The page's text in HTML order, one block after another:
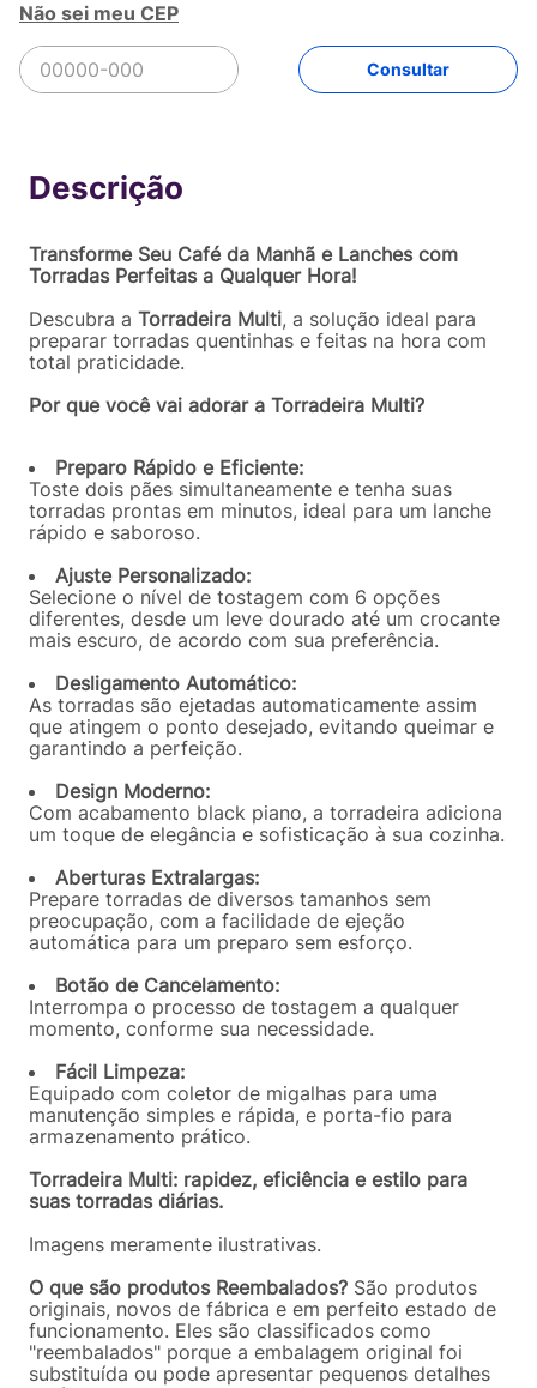
Não sei meu CEP
R$87,92
87,
Transforme Seu Café da Manhã e Lanches com
Torradas Perfeitas a Qualquer Hora!
Descubra a Torradeira Multi, a solução ideal para
preparar torradas quentinhas e feitas na hora com
total praticidade.
Por que você vai adorar a Torradeira Multi?
Preparo Rápido e Eficiente:
Toste dois pães simultaneamente e tenha suas
torradas prontas em minutos, ideal para um lanche
rápido e saboroso.
Ajuste Personalizado:
Selecione o nível de tostagem com 6 opções
diferentes, desde um leve dourado até um crocante
mais escuro, de acordo com sua preferência.
Desligamento Automático:
As torradas são ejetadas automaticamente assim
que atingem o ponto desejado, evitando queimar e
garantindo a perfeição.
Design Moderno:
Com acabamento black piano, a torradeira adiciona
um toque de elegância e sofisticação à sua cozinha.
Aberturas Extralargas:
Prepare torradas de diversos tamanhos sem
preocupação, com a facilidade de ejeção
automática para um preparo sem esforço.
Botão de Cancelamento:
Interrompa o processo de tostagem a qualquer
momento, conforme sua necessidade.
Fácil Limpeza:
Equipado com coletor de migalhas para uma
manutenção simples e rápida, e porta-fio para
armazenamento prático.
Torradeira Multi: rapidez, eficiência e estilo para
suas torradas diárias.
Imagens meramente ilustrativas.
O que são produtos Reembalados? São produtos
originais, novos de fábrica e em perfeito estado de
funcionamento. Eles são classificados como
"reembalados" porque a embalagem original foi
substituída ou pode apresentar pequenos detalhes